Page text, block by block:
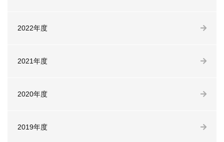
2022年度
2021年度
2020年度
2019年度